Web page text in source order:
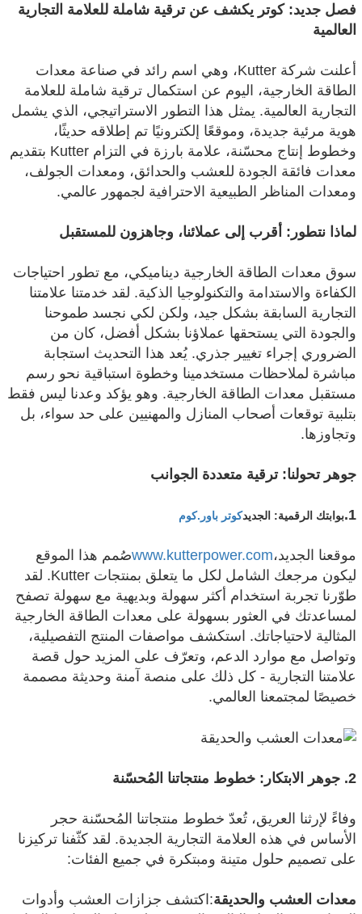
فصل جديد: كوتر يكشف عن ترقية شاملة للعلامة التجارية
العالمية
أعلنت شركة Kutter، وهي اسم رائد في صناعة معدات
الطاقة الخارجية، اليوم عن استكمال ترقية شاملة للعلامة
التجارية العالمية. يمثل هذا التطور الاستراتيجي، الذي يشمل
هوية مرئية جديدة، وموقعًا إلكترونيًا تم إطلاقه حديثًا،
وخطوط إنتاج محسّنة، علامة بارزة في التزام Kutter بتقديم
معدات فائقة الجودة للعشب والحدائق، ومعدات الجولف،
ومعدات المناظر الطبيعية الاحترافية لجمهور عالمي.
لماذا نتطور: أقرب إلى عملائنا، وجاهزون للمستقبل
سوق معدات الطاقة الخارجية ديناميكي، مع تطور احتياجات
الكفاءة والاستدامة والتكنولوجيا الذكية. لقد خدمتنا علامتنا
التجارية السابقة بشكل جيد، ولكن لكي نجسد طموحنا
والجودة التي يستحقها عملاؤنا بشكل أفضل، كان من
الضروري إجراء تغيير جذري. يُعد هذا التحديث استجابة
مباشرة لملاحظات مستخدمينا وخطوة استباقية نحو رسم
مستقبل معدات الطاقة الخارجية. وهو يؤكد وعدنا ليس فقط
بتلبية توقعات أصحاب المنازل والمهنيين على حد سواء، بل
وتجاوزها.
جوهر تحولنا: ترقية متعددة الجوانب
1. بوابتك الرقمية: الجديدكوتر باور.كوم
موقعنا الجديد،www.kutterpower.comصُمم هذا الموقع
ليكون مرجعك الشامل لكل ما يتعلق بمنتجات Kutter. لقد
طوّرنا تجربة استخدام أكثر سهولة وبديهية مع سهولة تصفح
لمساعدتك في العثور بسهولة على معدات الطاقة الخارجية
المثالية لاحتياجاتك. استكشف مواصفات المنتج التفصيلية،
وتواصل مع موارد الدعم، وتعرّف على المزيد حول قصة
علامتنا التجارية - كل ذلك على منصة آمنة وحديثة مصممة
خصيصًا لمجتمعنا العالمي.
2. جوهر الابتكار: خطوط منتجاتنا المُحسّنة
وفاءً لإرثنا العريق، تُعدّ خطوط منتجاتنا المُحسّنة حجر
الأساس في هذه العلامة التجارية الجديدة. لقد كثّفنا تركيزنا
على تصميم حلول متينة ومبتكرة في جميع الفئات:
معدات العشب والحديقة:اكتشف جزازات العشب وأدوات